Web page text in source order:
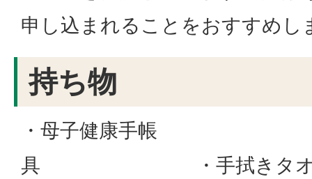
申し込まれることをおすすめし
持ち物
・母子健康手帳 ・
具 ・手拭きタオ